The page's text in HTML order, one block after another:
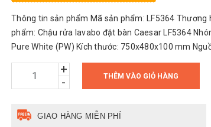
Thông tin sản phẩm Mã sản phẩm: LF5364
phẩm: Chậu rửa lavabo đặt bàn Caesar LF5364
Pure White (PW) Kích thước: 750x480x100 mm
+
-
THÊM VÀO GIỎ HÀNG
GIAO HÀNG MIỄN PHÍ